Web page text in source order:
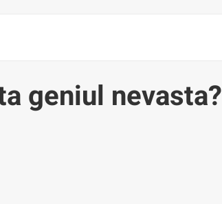
geniul nevasta?